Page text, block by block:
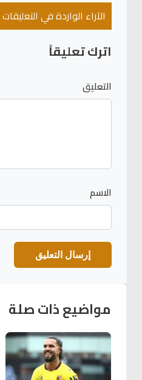
الآراء الواردة في
اترك تعليقاً
التعليق
الاسم
مواضيع ذات صلة